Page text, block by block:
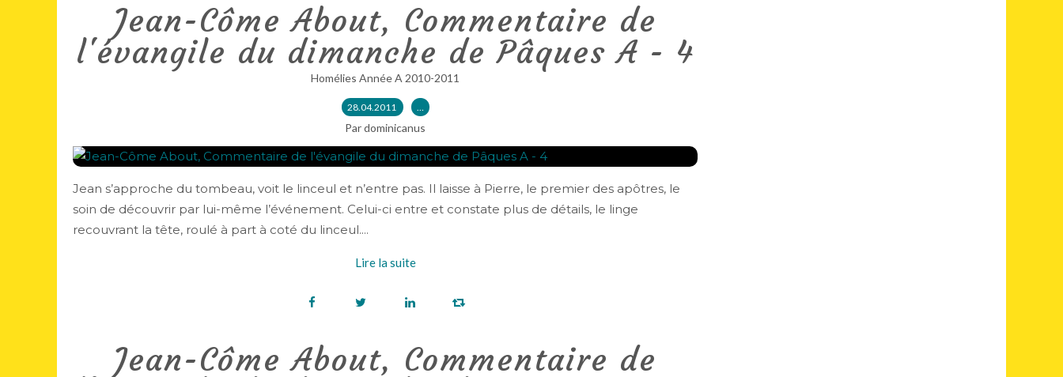
Jean-Côme About, Commentaire de
l'évangile du dimanche de Pâques A - 4
Homélies Année A 2010-2011
28.04.2011 …
Par dominicanus
Jean s’approche du tombeau, voit le linceul et n’entre pas. Il laisse à Pierre, le premier des apôtres, le
soin de découvrir par lui-même l’événement. Celui-ci entre et constate plus de détails, le linge
recouvrant la tête, roulé à part à coté du linceul....
Lire la suite
Jean-Côme About, Commentaire de